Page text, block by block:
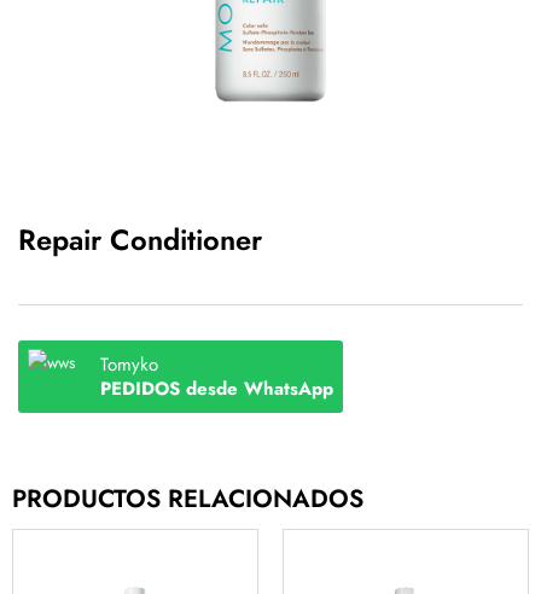
Repair Conditioner
Tomyko
PEDIDOS desde WhatsApp
PRODUCTOS RELACIONADOS